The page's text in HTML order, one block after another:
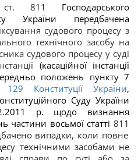
ст. 81 1
Господарського
України передбачена
судового процесу з
технічного засобу на
судового процесу у суді
(касаційної інстанції
положень пункту 7
129 Конституції України,
Суду України
р. щодо визнання
частини восьмої статті 81 1
випадки, коли повне
технічними засобами не